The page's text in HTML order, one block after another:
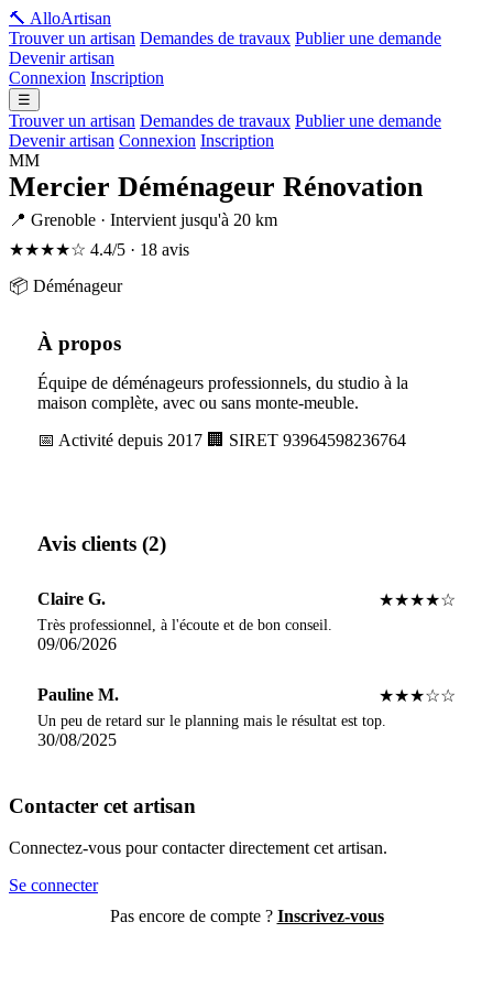
🔨 AlloArtisan
Trouver un artisan Demandes de travaux Publier une demande
Devenir artisan
Connexion Inscription
☰
Trouver un artisan Demandes de travaux Publier une demande
Devenir artisan Connexion Inscription
MM
Mercier Déménageur Rénovation
📍 Grenoble · Intervient jusqu'à 20 km
★★★★☆ 4.4/5 · 18 avis
📦 Déménageur
À propos
Équipe de déménageurs professionnels, du studio à la
maison complète, avec ou sans monte-meuble.
📅 Activité depuis 2017 🏢 SIRET 93964598236764
Avis clients (2)
Claire G. ★★★★☆
Très professionnel, à l'écoute et de bon conseil.
09/06/2026
Pauline M. ★★★☆☆
Un peu de retard sur le planning mais le résultat est top.
30/08/2025
Contacter cet artisan
Connectez-vous pour contacter directement cet artisan.
Se connecter
Pas encore de compte ? Inscrivez-vous